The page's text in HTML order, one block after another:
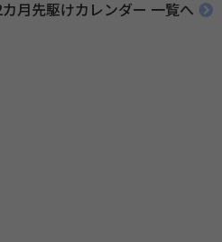
健指導リソースガイド）
カ月先駆けカレンダー 一覧へ